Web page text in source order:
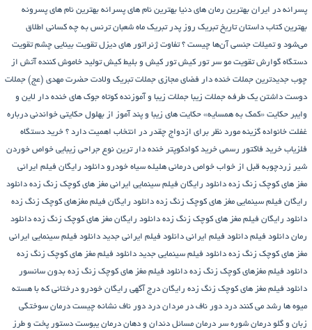
پسرانه در ایران بهترین رمان های دنیا بهترین نام های پسرانه بهترین نام های پسرونه
بهترین کتاب داستان تاریخ تبریک روز پدر تبریک ماه شعبان ترنس به چه کسانی اطلاق
می‌شود و تمیلات جنسی آن‌ها چیست ؟ تفاوت ژنراتور های دیزل تقویت بینایی چشم تقویت
دستگاه گوارش تقویت مو سر تور کیش تور کیش و بلیط کیش تولید خاموش کننده آتش از
چوب جدیدترین جملات خنده دار فضای مجازی جملات تبریک ولادت حضرت مهدی (عج) جملات
دوست داشتن یک طرفه جملات زیبا جملات زیبا و آموزنده کوتاه جوک های خنده دار لاین و
وایبر حکایت «کمک به همسایه» حکایت های زیبا و پند آموز از بهلول حکایتی خواندنی درباره
غفلت خانواده گزینه مورد نظر برای ازدواج چقدر در انتخاب اهمیت دارد ؟ خرید دستگاه
فلزیاب خرید فاکتور رسمی خرید کوادکوپتر خنده دار ترین نوع جراحی زیبایی خواص خوردن
شیر زردچوبه قبل از خواب خواص درمانی هلیله سیاه خودرو دانلود رایگان فیلم ایرانی
مغز های کوچک زنگ زده دانلود رایگان فیلم سینمایی ایرانی مغز های کوچک زنگ زده دانلود
رایگان فیلم سینمایی مغز های کوچک زنگ زده دانلود رایگان فیلم مغزهای کوچک زنگ زده
دانلود رایگان فیلم مغز های کوچک زنگ زده دانلود رایگان مغز های کوچک زنگ زده دانلود
رمان دانلود فیلم دانلود فیلم ایرانی دانلود فیلم ایرانی جدید دانلود فیلم سینمایی ایرانی
مغز های کوچک زنگ زده دانلود فیلم سینمایی جدید دانلود فیلم مغز های کوچک زنگ زده
دانلود فیلم مغزهای کوچک زنگ زده دانلود فیلم مغز های کوچک زنگ زده بدون سانسور
دانلود فیلم مغز های کوچک زنگ زده رایگان درج آگهی رایگان خودرو درختانی که با هسته
میوه ها رشد می کنند درد دور ناف در مردان درد دور ناف نشانه چیست درمان سوختگی
زبان و گلو درمان شوره سر درمان مسائل دندان و دهان درمان یبوست دستور پخت و طرز